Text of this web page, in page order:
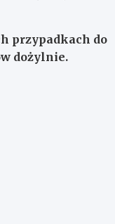
przypadkach do
dożylnie.